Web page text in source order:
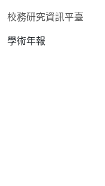
校務研究資訊平臺
學術年報